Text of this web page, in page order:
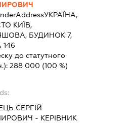
УКРАЇНА,
КИЇВ,
БУДИНОК 7,
до статутного
288 000 (100 %)
СЕРГІЙ
- КЕРІВНИК